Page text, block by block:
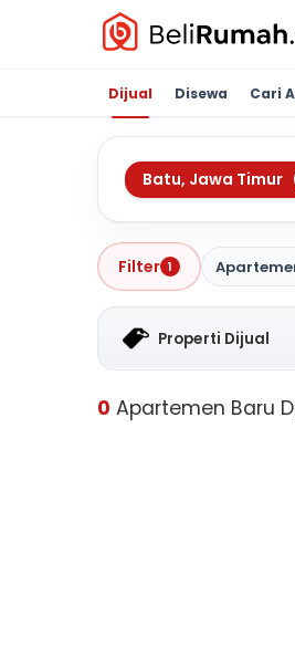
Dijual Disewa Cari
Batu, Jawa Timur
Filter 1
Properti Dijual
0 Apartemen Baru